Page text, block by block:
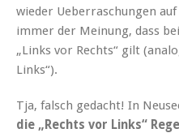
wieder Ueberraschungen
immer der Meinung, dass
„Links vor Rechts“ gilt
Links“).
Tja, falsch gedacht! In
die „Rechts vor Links“ Regel